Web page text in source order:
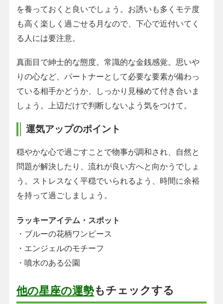
を養っておくと良いでしょう。お誘いも多くモテ度
も高く楽しく過ごせる月なので、下心で近付いてく
る人には要注意。
真面目で紳士的な態度。常識的な金銭感覚。思いや
りの心など、パートナーとして必要な要素が備わっ
ている相手かどうか、しっかり見極めて付き合いま
しょう。上辺だけで判断しないよう気をつけて。
運気アップのポイント
穏やかな心で過ごすことで物事が調和され、自然と
問題が解決したり、流れが良い方へと向かうでしょ
う。ストレスなく平穏でいられるよう、時間に余裕
を持って過ごしましょう。
ラッキーアイテム・スポット
・ブルーの花柄ワンピース
・エンジェルのモチーフ
・噴水のある公園
他の星座の運勢もチェックする